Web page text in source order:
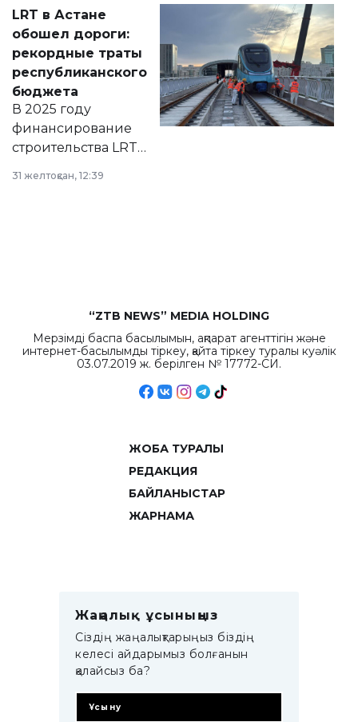
документ
появился в базе
нормативных
правовых актов и
на сайте маслихат
города.
LRT в Астане
обошел дороги:
рекордные траты
республиканского
бюджета
В 2025 году
финансирование
строительства LRT
республиканского
31 желтоқсан, 12:39
“ZTB NEWS” MEDIA HOLDING
Мерзімді баспа басылымын, ақпарат агенттігін және
интернет-басылымды тіркеу, қайта тіркеу туралы куәлік
03.07.2019 ж. берілген № 17772-СИ.
ЖОБА ТУРАЛЫ
РЕДАКЦИЯ
БАЙЛАНЫСТАР
ЖАРНАМА
Жаңалық ұсыныңыз
Сіздің жаңалықтарыңыз біздің
келесі айдарымыз болғанын
қалайсыз ба?
Ұсыну